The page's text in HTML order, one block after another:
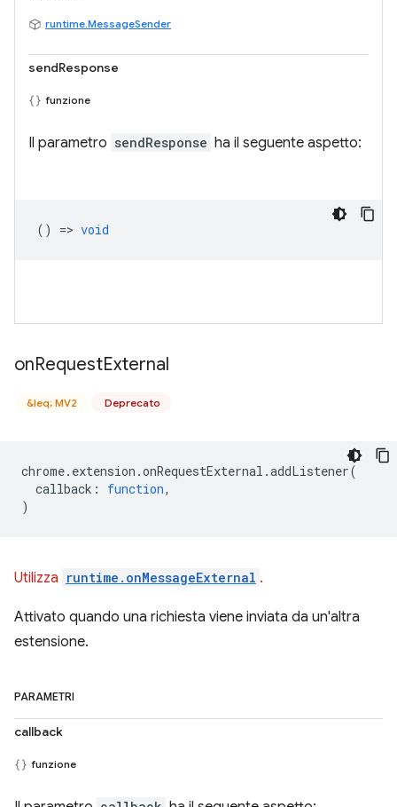
runtime.MessageSender
sendResponse
funzione
Il parametro sendResponse ha il seguente aspetto:
() => void
onRequestExternal
&leq; MV2 Deprecato
chrome. extension .onRequestExternal .addListener(
callback : function,
)
Utilizza runtime.onMessageExternal .
Attivato quando una richiesta viene inviata da un'altra
estensione.
PARAMETRI
callback
funzione